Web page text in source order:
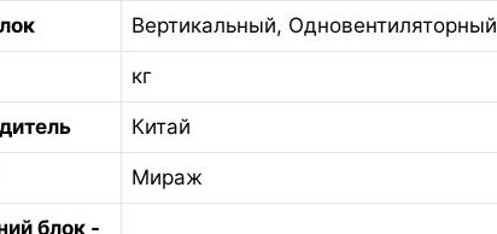
Вертикальный, Одновентиляторный
кг
Китай
Мираж
блок -